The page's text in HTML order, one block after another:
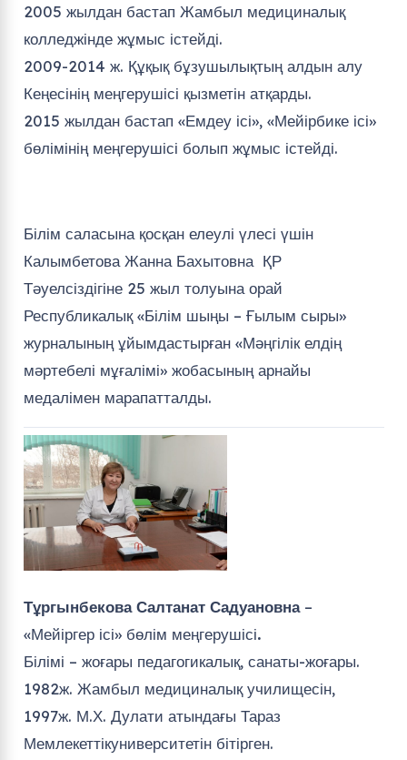
2005 жылдан бастап Жамбыл медициналық
колледжінде жұмыс істейді.
2009-2014 ж. Құқық бұзушылықтың алдын алу
Кеңесінің меңгерушісі қызметін атқарды.
2015 жылдан бастап «Емдеу ісі», «Мейірбике ісі»
бөлімінің меңгерушісі болып жұмыс істейді.
Білім саласына қосқан елеулі үлесі үшін
Калымбетова Жанна Бахытовна ҚР
Тәуелсіздігіне 25 жыл толуына орай
Республикалық «Білім шыңы – Ғылым сыры»
журналының ұйымдастырған «Мәңгілік елдің
мәртебелі мұғалімі» жобасының арнайы
медалімен марапатталды.
Тұргынбекова Салтанат Садуановна–
«Мейіргер ісі» бөлім меңгерушісі.
Білімі – жоғары педагогикалық, санаты-жоғары.
1982ж. Жамбыл медициналық училищесін,
1997ж. М.Х. Дулати атындағы Тараз
Мемлекеттікуниверситетін бітірген.